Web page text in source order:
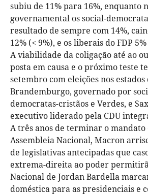
subiu de 11% para 16%, enquanto
governamental os social-
resultado de sempre com 14%,
12% (< 9%), e os liberais do FDP
A viabilidade da coligação até ao
posta em causa e o próximo teste
setembro com eleições nos estados
Brandemburgo, governado por
democratas-cristãos e Verdes, e
executivo liderado pela CDU
A três anos de terminar o
Assembleia Nacional, Macron
de legislativas antecipadas que
extrema-direita ao poder
Nacional de Jordan Bardella
doméstica para as presidenciais e